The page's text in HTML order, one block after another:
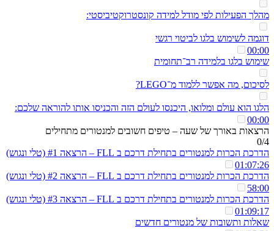
מהלך הפעילות לפי מודל למידה קונסטרוקטיביסטי:
דוגמה לשימוש בלגו לביטוי רגשי
00:00
שימוש בלגו בלמידה רב־תחומית
לסיכום, מה אפשר ללמוד מ־LEGO?
הלגו הוא עולם ומלואו, היכנסו לעולם הזה והכניסו אותו להוראה שלכם:
00:00
הרצאות באורך של שעה – טיפים חשובים למנטורים מתחילים
0/4
הדרכת הכרות למנטורים בתחילת דרכם ב FLL – הרצאה #1 (טלי ונגוש)
01:07:26
הדרכת הכרות למנטורים בתחילת דרכם ב FLL – הרצאה #2 (טלי ונגוש)
58:00
הדרכת הכרות למנטורים בתחילת דרכם ב FLL – הרצאה #3 (טלי ונגוש)
01:09:17
שאלות ותשובות של מנטורים חדשים